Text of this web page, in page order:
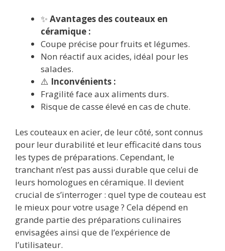
✨ Avantages des couteaux en
céramique :
Coupe précise pour fruits et légumes.
Non réactif aux acides, idéal pour les
salades.
⚠️ Inconvénients :
Fragilité face aux aliments durs.
Risque de casse élevé en cas de chute.
Les couteaux en acier, de leur côté, sont connus
pour leur durabilité et leur efficacité dans tous
les types de préparations. Cependant, le
tranchant n’est pas aussi durable que celui de
leurs homologues en céramique. Il devient
crucial de s’interroger : quel type de couteau est
le mieux pour votre usage ? Cela dépend en
grande partie des préparations culinaires
envisagées ainsi que de l’expérience de
l’utilisateur.